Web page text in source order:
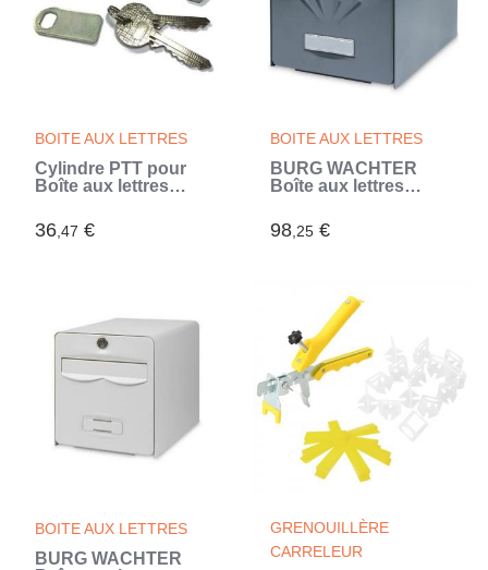
BOITE AUX LETTRES
Cylindre PTT pour
Boîte aux lettres
Normé La Poste
36,47 €
BOITE AUX LETTRES
BURG WACHTER
Boîte aux lettres
galvanisé - 2 portes -
Gris anthracite
98,25 €
BOITE AUX LETTRES
BURG WACHTER
GRENOUILLÈRE
CARRELEUR